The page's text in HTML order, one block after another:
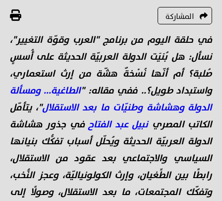
المشاركة
في حلقة اليوم من برنامج "العرب وقوّة التغيير"،
نسأل: هل بُنيَت الدولة العربيّة الحديثة على أُسسٍ
صُلبة؟ أم أنّها نُسْخةٌ هشّة من إرث استعماري،
واستبداد طويل؟.. ففي مقاله: "الطاغية... ومسألة
الدولة وهشاشة وطنيّات ما بعد الاستقلال"، يتأمّل
الكاتب المصرينبيل عبد الفتاحفي جذور هشاشة
الدولة العربيّة الحديثة ويُحلّل أسباب تفكُّك بنيانها
السياسي والاجتماعي بعد عقود من الاستقلال،
رابطًا بين الطِّغيان، وإرث الكولونياليّة، وعجز النُّخب،
وتفكّك المجتمعات، ما بعد الاستقلال، وصولًا إلى